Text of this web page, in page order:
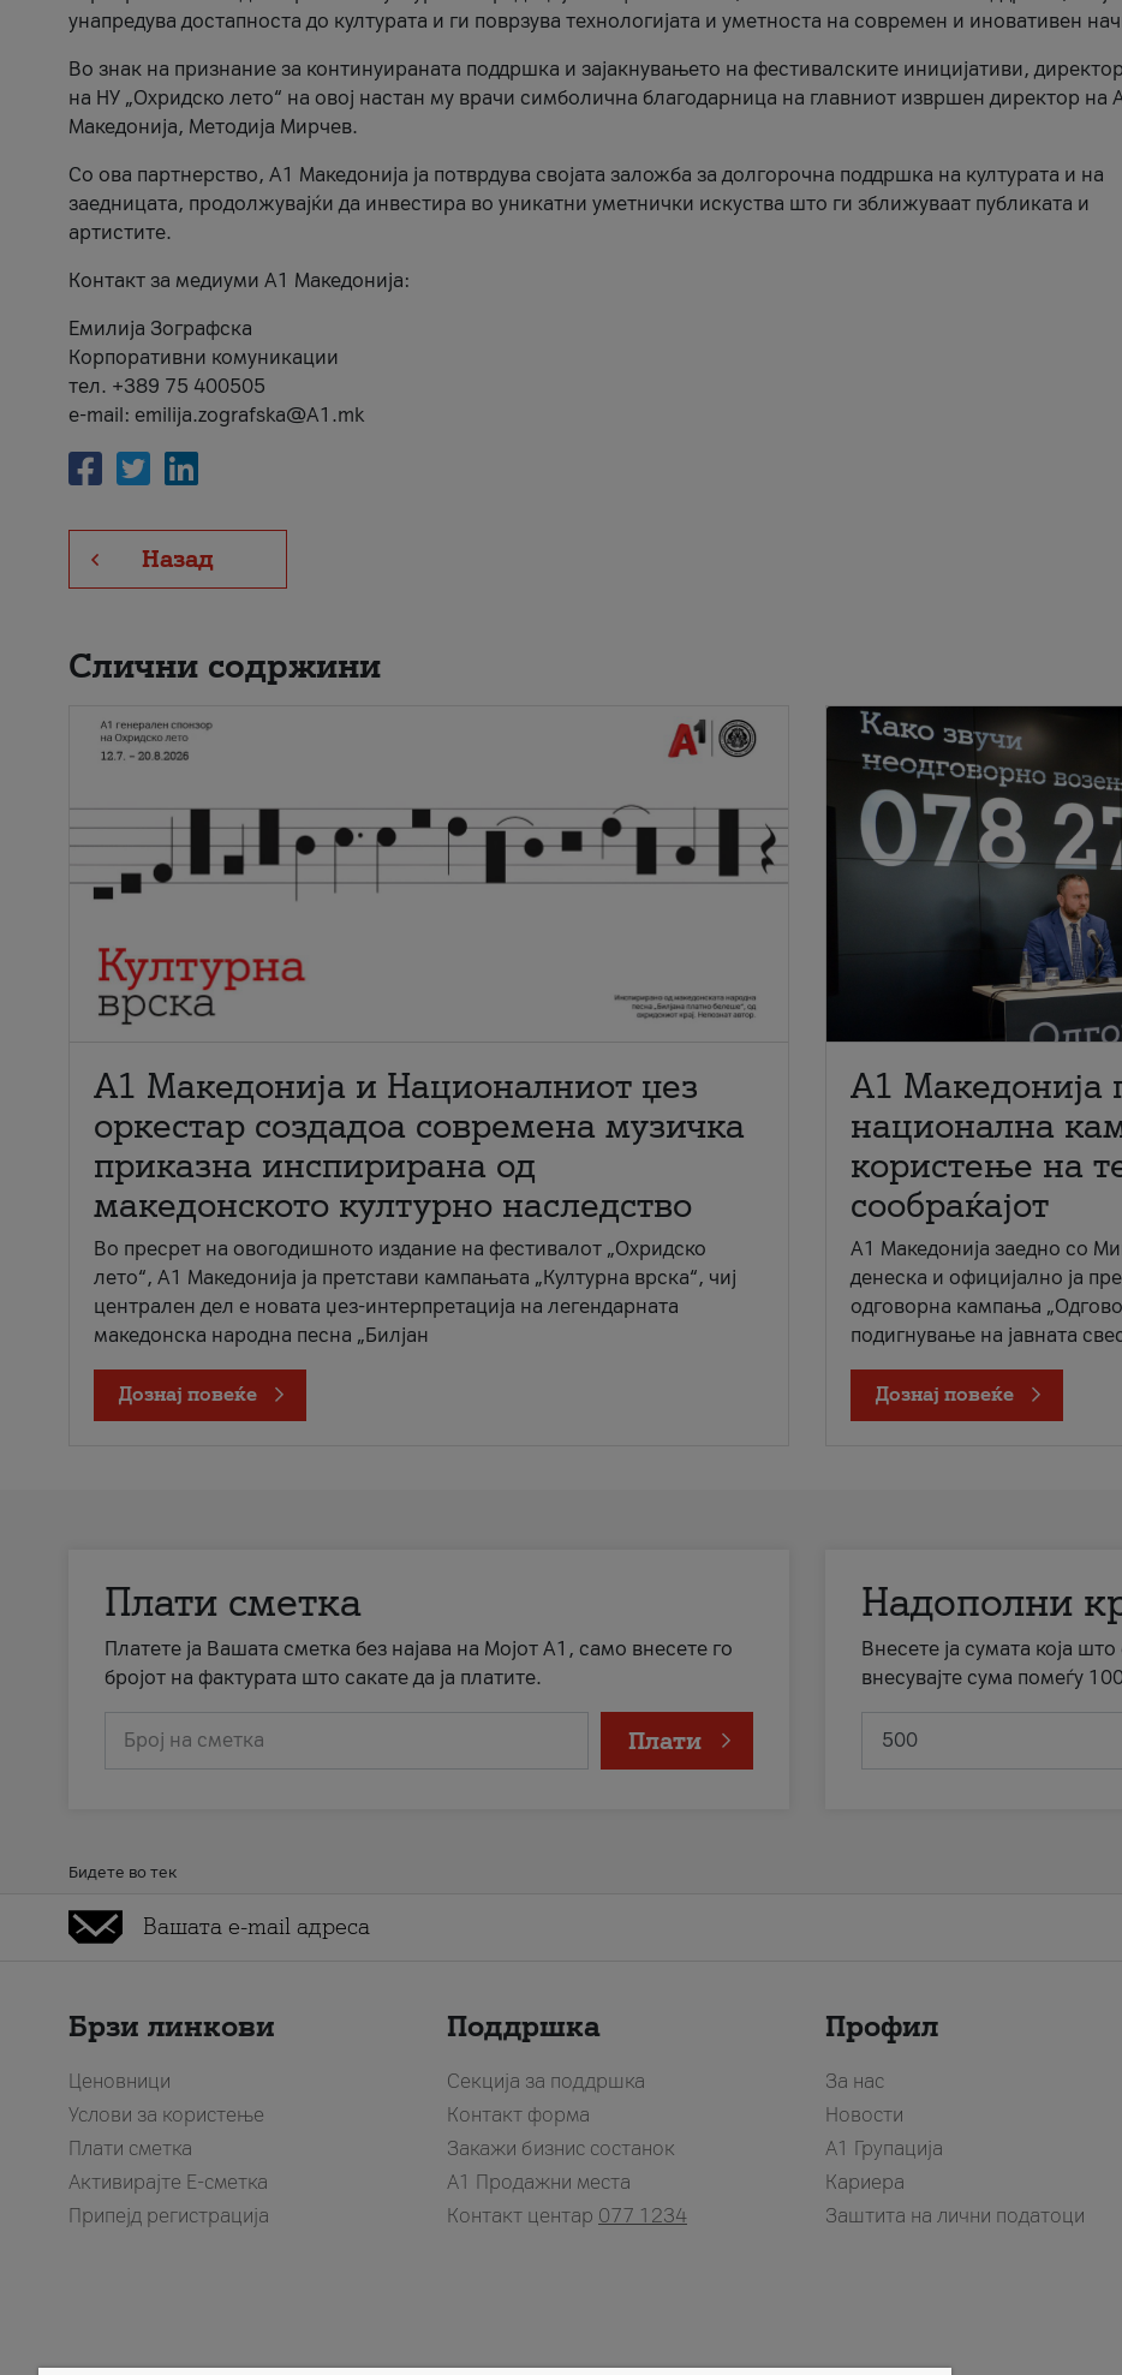
унапредува достапноста до културата и ги поврзува технологијата и уметноста на современ и иновативен
Во знак на признание за континуираната поддршка и зајакнувањето на фестивалските иницијативи,
на НУ „Охридско лето“ на овој настан му врачи симболична благодарница на главниот извршен директор на
Македонија, Методија Мирчев.
Со ова партнерство, A1 Македонија ја потврдува својата заложба за долгорочна поддршка на културата и на
заедницата, продолжувајќи да инвестира во уникатни уметнички искуства што ги зближуваат публиката и
артистите.
Контакт за медиуми А1 Македонија:
Емилија Зографска
Корпоративни комуникации
тел. +389 75 400505
e-mail: emilija.zografska@A1.mk
Назад
Слични содржини
А1 Македонија и Националниот џез
оркестар создадоа современа музичка
приказна инспирирана од
македонското културно наследство
Во пресрет на овогодишното издание на фестивалот „Охридско
лето“, А1 Македонија ја претстави кампањата „Културна врска“, чиј
централен дел е новата џез-интерпретација на легендарната
македонска народна песна „Билјан
Дознај повеќе
A1 Македонија
национална
користење на
сообраќајот
A1 Македонија заедно со
денеска и официјално ја
одговорна кампања
подигнување на јавната
Дознај повеќе
Плати сметка
Платете ја Вашата сметка без најава на Мојот А1, само внесете го
бројот на фактурата што сакате да ја платите.
Број на сметка Плати
Надополни
Внесете ја сумата која
внесувајте сума помеѓу
Бидете во тек
Брзи линкови
Ценовници
Услови за користење
Плати сметка
Активирајте Е-сметка
Припејд регистрација
Поддршка
Секција за поддршка
Контакт форма
Закажи бизнис состанок
A1 Продажни места
Контакт центар 077 1234
Профил
За нас
Новости
А1 Групација
Кариера
Заштита на лични податоци